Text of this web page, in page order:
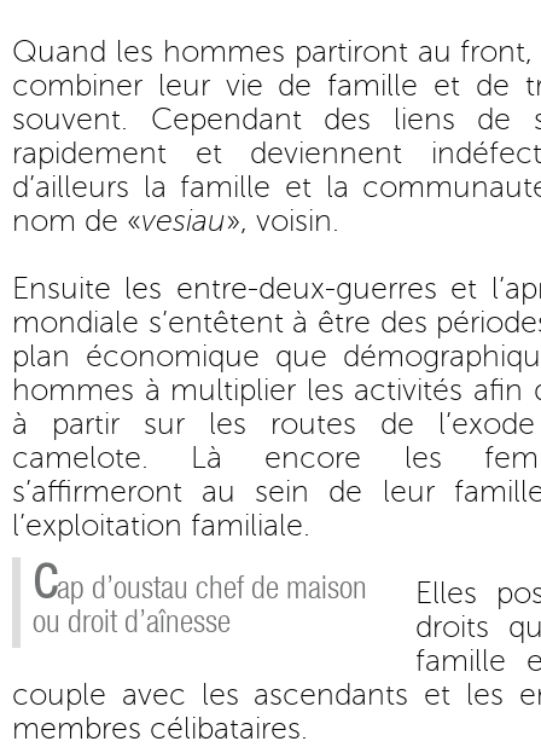
Quand les hommes partiront au
combiner leur vie de famille et de
souvent. Cependant des liens de
rapidement et deviennent
d’ailleurs la famille et la
nom de «vesiau», voisin.
Ensuite les entre-deux-guerres et
mondiale s’entêtent à être des
plan économique que
hommes à multiplier les activités afin
à partir sur les routes de
camelote. Là encore les
s’affirmeront au sein de leur
l’exploitation familiale.
Cap d’oustau chef de maison
ou droit d’aînesse
Elles
droits
famille
couple avec les ascendants et les
membres célibataires.